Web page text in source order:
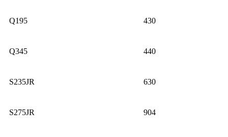
Q195 430
Q345 440
S235JR 630
S275JR 904